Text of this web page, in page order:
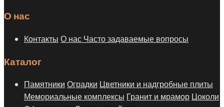
О нас
Контакты О нас Часто задаваемые вопросы
Каталог
Памятники Оградки Цветники и надгробные плиты
Мемориальные комплексы Гранит и мрамор Цоколи